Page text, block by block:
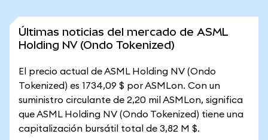
Últimas noticias del mercado de ASML
Holding NV (Ondo Tokenized)
El precio actual de ASML Holding NV (Ondo
Tokenized) es 1734,09 $ por ASMLon. Con un
suministro circulante de 2,20 mil ASMLon, significa
que ASML Holding NV (Ondo Tokenized) tiene una
capitalización bursátil total de 3,82 M $.